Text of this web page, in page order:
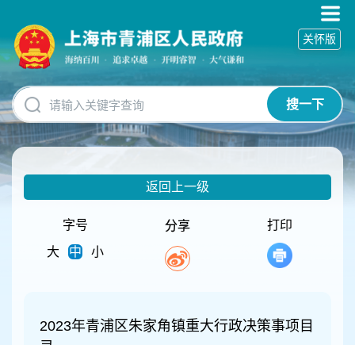
碍
操
明
跳
转
到
网
搜一下
关怀版
返回上一级
字号
大
中 小
分享 打印
2023年青浦区朱家角镇重大行政决策事项目